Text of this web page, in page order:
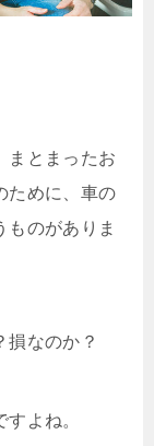
まとまったお
ために、車の
ものがありま
損なのか？
よね。